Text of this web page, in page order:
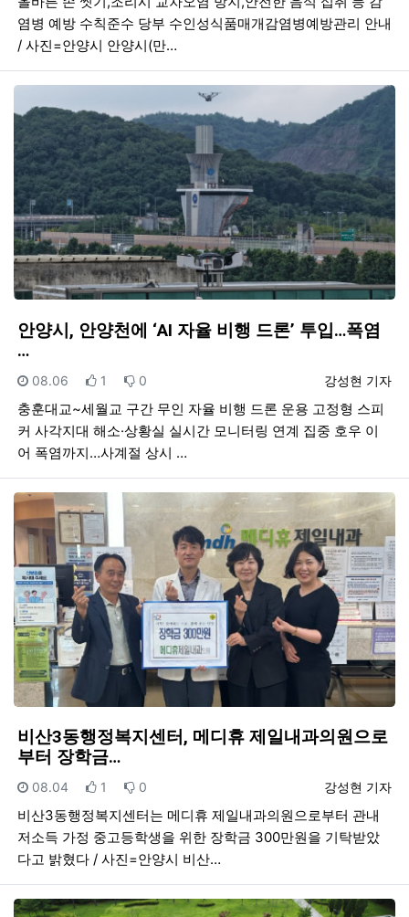
염병 예방 수칙준수 당부 수인성식품매개감염병예방관리 안내
/ 사진=안양시 안양시(만…
안양시, 안양천에 ‘AI 자율 비행 드론’ 투입…폭염
…
등록자
강성현 기자
등록일
08.06 추천
1 비추천
0
충훈대교~세월교 구간 무인 자율 비행 드론 운용 고정형 스피
커 사각지대 해소·상황실 실시간 모니터링 연계 집중 호우 이
어 폭염까지…사계절 상시 …
비산3동행정복지센터, 메디휴 제일내과의원으로
부터 장학금…
등록자
강성현 기자
등록일
08.04 추천
1 비추천
0
비산3동행정복지센터는 메디휴 제일내과의원으로부터 관내
저소득 가정 중고등학생을 위한 장학금 300만원을 기탁받았
다고 밝혔다 / 사진=안양시 비산…